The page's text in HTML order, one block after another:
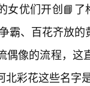
女优们开创📘
霸、百花齐放
偶像的流程，
北彩花这些名字